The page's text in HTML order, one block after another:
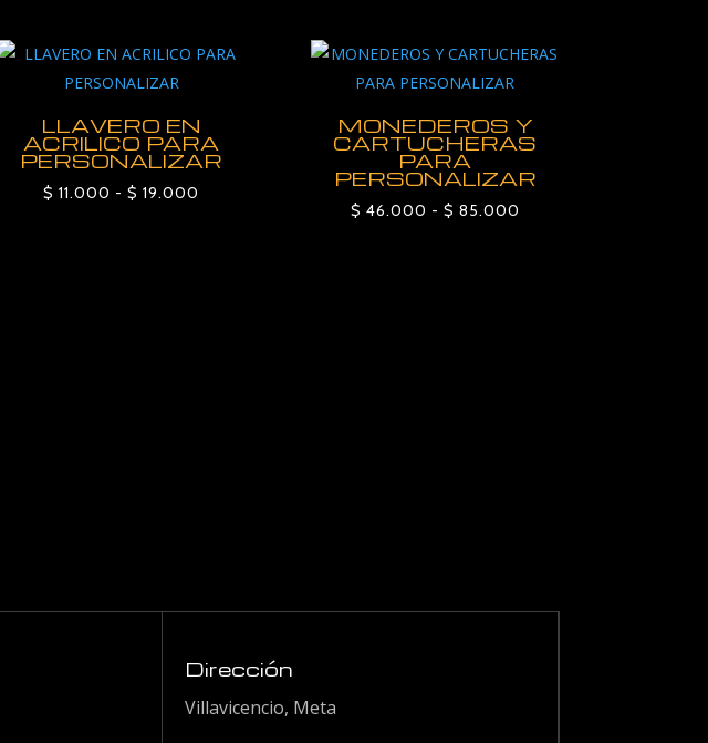
LLAVERO EN
ACRILICO PARA
PERSONALIZAR
$ 11.000 - $ 19.000
MONEDEROS Y
CARTUCHERAS
PARA
PERSONALIZAR
$ 46.000 - $ 85.000
Dirección
Villavicencio, Meta